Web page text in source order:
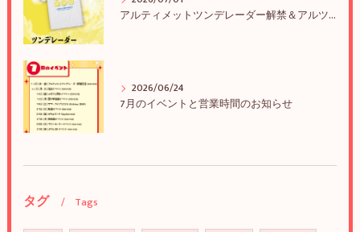
アルティメットツンデレーダー解禁＆アルツンBIGTEE販売のお知らせ
2026/06/24
7月のイベントと営業時間のお知らせ
タグ Tags